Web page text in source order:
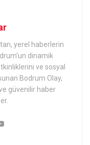
yerel haberlerin
dinamik
ve sosyal
Bodrum Olay,
güvenilir haber